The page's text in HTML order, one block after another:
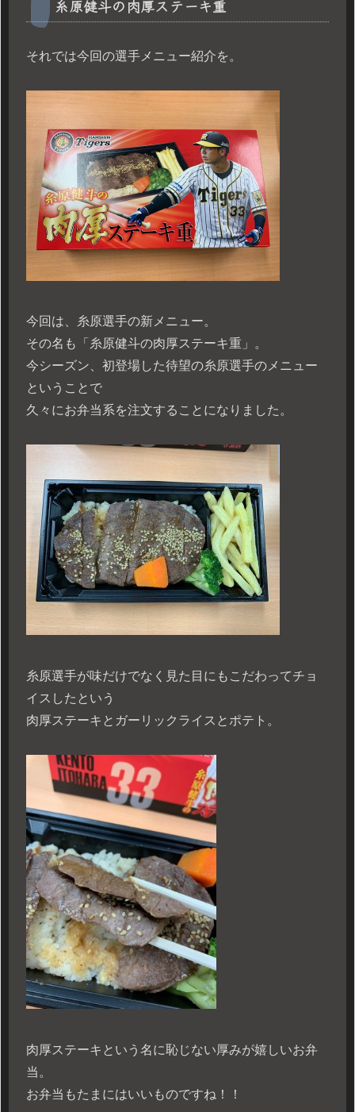
糸原健斗の肉厚ステーキ重
それでは今回の選手メニュー紹介を。
今回は、糸原選手の新メニュー。
その名も「糸原健斗の肉厚ステーキ重」。
今シーズン、初登場した待望の糸原選手のメニュー
ということで
久々にお弁当系を注文することになりました。
糸原選手が味だけでなく見た目にもこだわってチョ
イスしたという
肉厚ステーキとガーリックライスとポテト。
肉厚ステーキという名に恥じない厚みが嬉しいお弁
当。
お弁当もたまにはいいものですね！！